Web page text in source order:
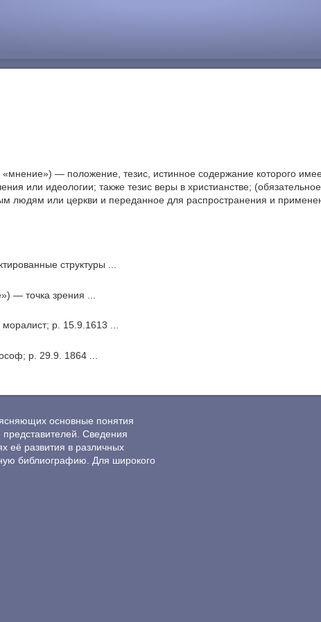
— положение, тезис, истинное содержание которого
или идеологии; также тезис веры в христианстве;
людям или церкви и переданное для распространения и
структуры ...
— точка зрения ...
p. 15.9.1613 ...
р. 29.9. 1864 ...
основные понятия
Сведения
её развития в различных
библиографию. Для широкого